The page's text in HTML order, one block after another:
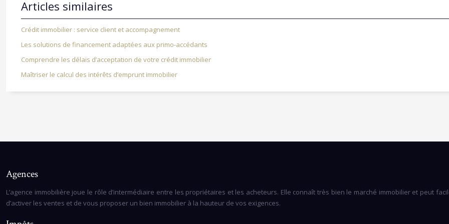
Articles similaires
Crédit immobilier : service client et accompagnement
Les solutions de financement adaptées aux primo-accédants
Comprendre les délais d’acceptation de votre crédit immobilier
Maîtriser le calcul des intérêts d’emprunt immobilier
Agences
L’agence immobilière joue le rôle d’intermédiaire entre les propriétaires et les acheteurs. Elle connaît très bien le marché immobilier et peut
d’activer les ventes et de vous proposer un bien immobilier à la hauteur de vos exigences.